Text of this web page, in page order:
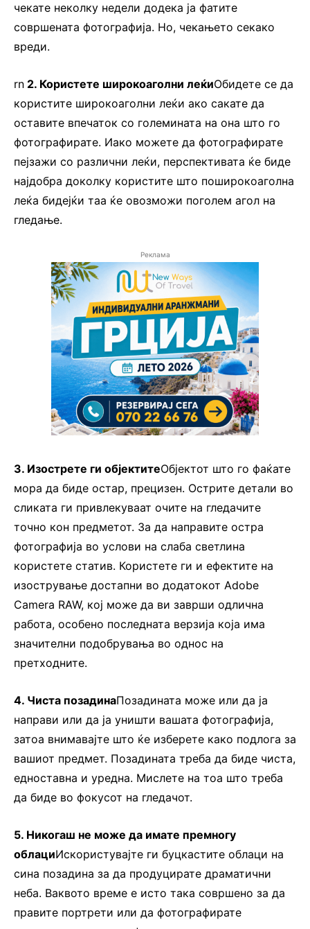
чекате неколку недели додека ја фатите
совршената фотографија. Но, чекањето секако
вреди.
rn 2. Користете широкоаголни леќиОбидете се да
користите широкоаголни леќи ако сакате да
оставите впечаток со големината на она што го
фотографирате. Иако можете да фотографирате
пејзажи со различни леќи, перспективата ќе биде
најдобра доколку користите што поширокоаголна
леќа бидејќи таа ќе овозможи поголем агол на
гледање.
Реклама
3. Изострете ги објектитеОбјектот што го фаќате
мора да биде остар, прецизен. Острите детали во
сликата ги привлекуваат очите на гледачите
точно кон предметот. За да направите остра
фотографија во услови на слаба светлина
користете статив. Користете ги и ефектите на
изострување достапни во додатокот Adobe
Camera RAW, кој може да ви заврши одлична
работа, особено последната верзија која има
значителни подобрувања во однос на
претходните.
4. Чиста позадинаПозадината може или да ја
направи или да ја уништи вашата фотографија,
затоа внимавајте што ќе изберете како подлога за
вашиот предмет. Позадината треба да биде чиста,
едноставна и уредна. Мислете на тоа што треба
да биде во фокусот на гледачот.
5. Никогаш не може да имате премногу
облациИскористувајте ги буцкастите облаци на
сина позадина за да продуцирате драматични
неба. Ваквото време е исто така совршено за да
правите портрети или да фотографирате